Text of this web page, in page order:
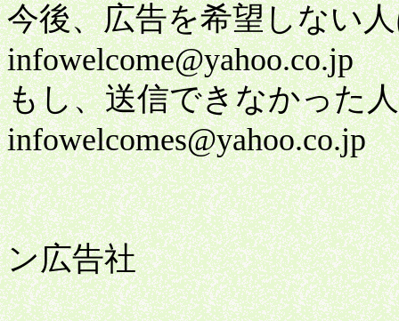
今後、広告を希望しない
infowelcome@yahoo.co.jp
もし、送信できなかった
infowelcomes@yahoo.co.jp
送信
ン広告社
渋谷